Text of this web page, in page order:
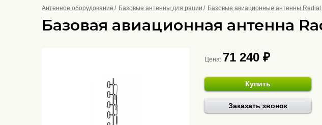
Антенное оборудование Базовые антенны для рации Базовые авиационные антенны Radial
Базовая авиационная антенна
Цена: 71 240 ₽
Купить
Заказать звонок